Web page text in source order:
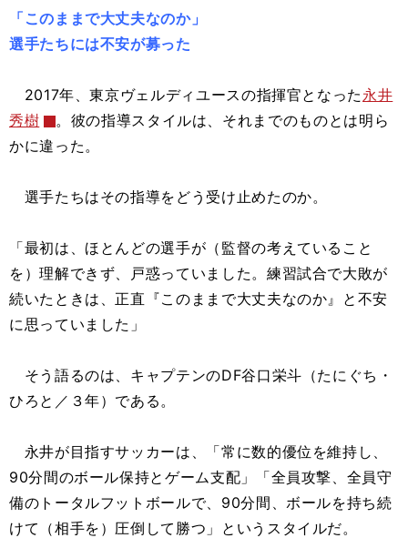
「このままで大丈夫なのか」
選手たちには不安が募った
2017年、東京ヴェルディユースの指揮官となった 永井
秀樹
。彼の指導スタイルは、それまでのものとは明ら
かに違った。
選手たちはその指導をどう受け止めたのか。
「最初は、ほとんどの選手が（監督の考えていること
を）理解できず、戸惑っていました。練習試合で大敗が
続いたときは、正直『このままで大丈夫なのか』と不安
に思っていました」
そう語るのは、キャプテンのDF谷口栄斗（たにぐち・
ひろと／３年）である。
永井が目指すサッカーは、「常に数的優位を維持し、
90分間のボール保持とゲーム支配」「全員攻撃、全員守
備のトータルフットボールで、90分間、ボールを持ち続
けて（相手を）圧倒して勝つ」というスタイルだ。